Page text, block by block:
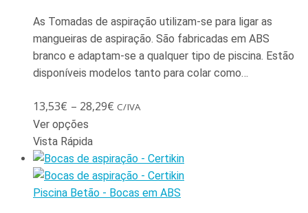
As Tomadas de aspiração utilizam-se para ligar as
mangueiras de aspiração. São fabricadas em ABS
branco e adaptam-se a qualquer tipo de piscina. Estão
disponíveis modelos tanto para colar como…
13,53€ – 28,29€ C/IVA
Ver opções
Vista Rápida
Piscina Betão - Bocas em ABS